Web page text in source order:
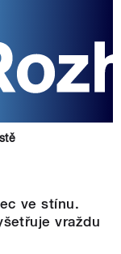
ve stínu.
vraždu